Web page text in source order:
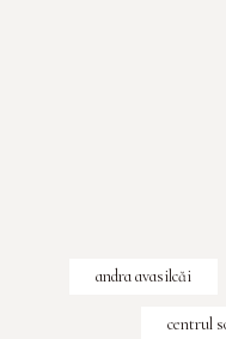
andra avasilcăi
centrul